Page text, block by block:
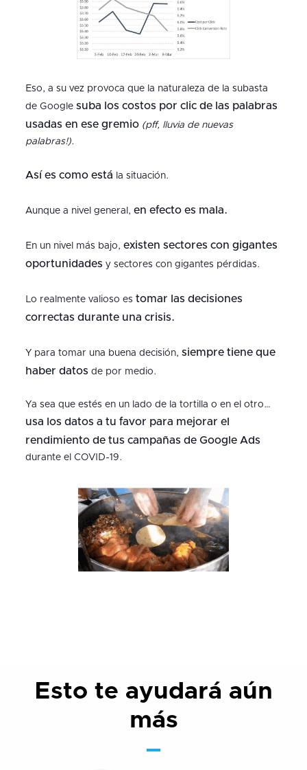
Eso, a su vez provoca que la naturaleza de la subasta
de Google suba los costos por clic de las palabras
usadas en ese gremio (pff, lluvia de nuevas
palabras!).
Así es como está la situación.
Aunque a nivel general, en efecto es mala.
En un nivel más bajo, existen sectores con gigantes
oportunidades y sectores con gigantes pérdidas.
Lo realmente valioso es tomar las decisiones
correctas durante una crisis.
Y para tomar una buena decisión, siempre tiene que
haber datos de por medio.
Ya sea que estés en un lado de la tortilla o en el otro…
usa los datos a tu favor para mejorar el
rendimiento de tus campañas de Google Ads
durante el COVID-19.
Esto te ayudará aún
más